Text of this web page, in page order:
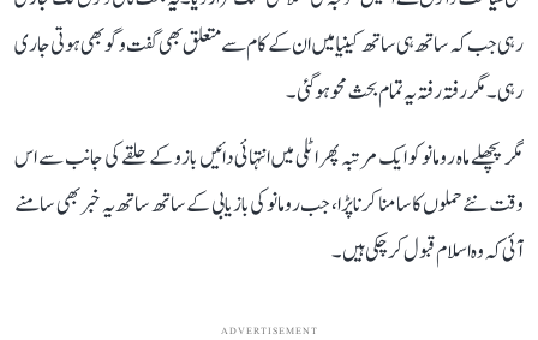
رہی جب کہ ساتھ ہی ساتھ کینیا میں ان کے کام سے متعلق بھی گفت و گو بھی ہوتی جاری
رہی۔ مگر رفتہ رفتہ یہ تمام بحث محو ہو گئی۔
مگر پچھلے ماہ رومانو کو ایک مرتبہ پھر اٹلی میں انتہائی دائیں بازو کے حلقے کی جانب سے اس
وقت نئے حملوں کا سامنا کرنا پڑا، جب رومانو کی بازیابی کے ساتھ ساتھ یہ خبر بھی سامنے
آئی کہ وہ اسلام قبول کر چکی ہیں۔
ADVERTISEMENT